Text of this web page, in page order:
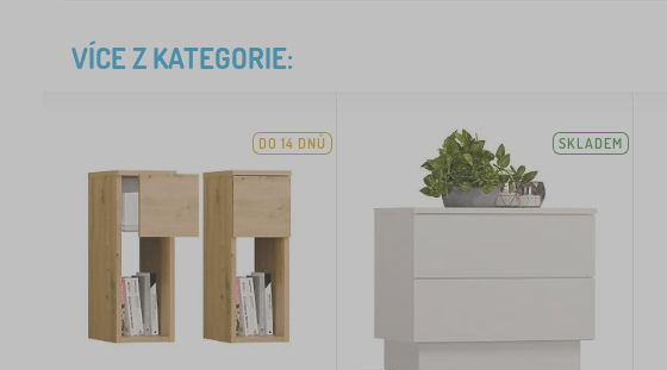
VÍCE Z KATEGORIE:
DO 14 DNŮ SKLADEM